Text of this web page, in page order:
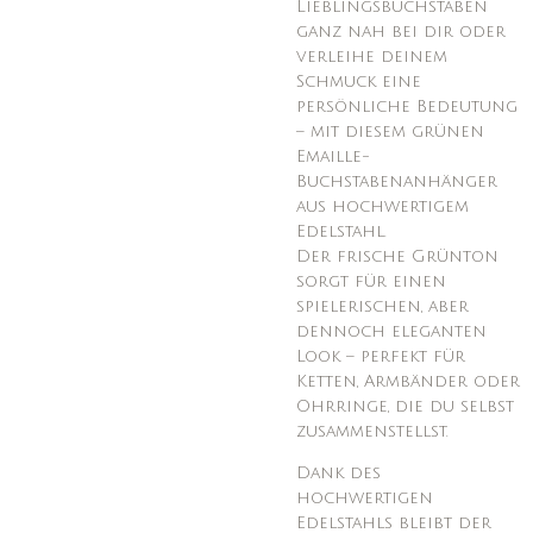
Lieblingsbuchstaben
ganz nah bei dir oder
verleihe deinem
Schmuck eine
persönliche Bedeutung
– mit diesem grünen
Emaille-
Buchstabenanhänger
aus hochwertigem
Edelstahl.
Der frische Grünton
sorgt für einen
spielerischen, aber
dennoch eleganten
Look – perfekt für
Ketten, Armbänder oder
Ohrringe, die du selbst
zusammenstellst.
Dank des
hochwertigen
Edelstahls bleibt der